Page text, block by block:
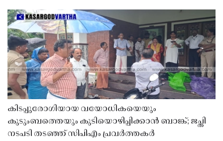
കിടപ്പുരോഗിയായ വയോധികയെയും
കുടുംബത്തെയും കുടിയൊഴിപ്പിക്കാൻ ബാങ്ക്; ജപ്തി
നടപടി തടഞ്ഞ് സിപിഎം പ്രവർത്തകർ